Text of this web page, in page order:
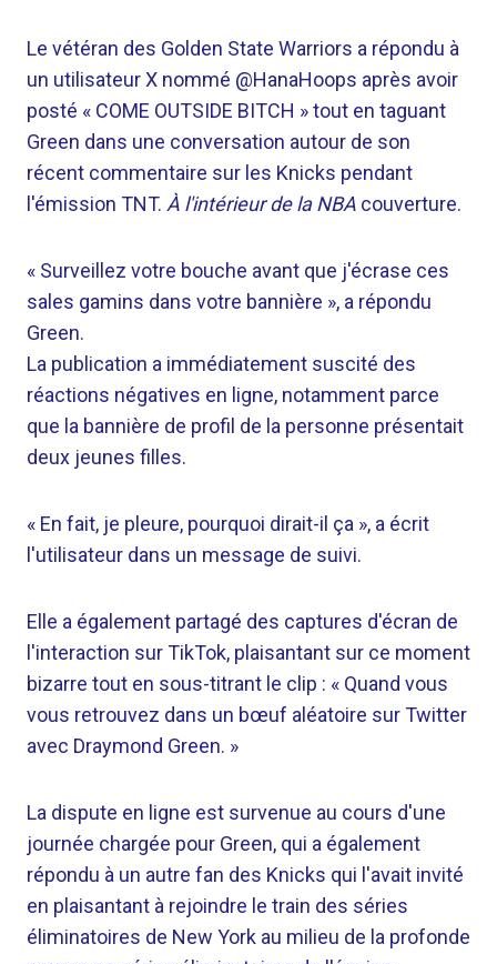
Le vétéran des Golden State Warriors a répondu à
un utilisateur X nommé @HanaHoops après avoir
posté « COME OUTSIDE BITCH » tout en taguant
Green dans une conversation autour de son
récent commentaire sur les Knicks pendant
l'émission TNT. À l'intérieur de la NBA couverture.
« Surveillez votre bouche avant que j'écrase ces
sales gamins dans votre bannière », a répondu
Green.
La publication a immédiatement suscité des
réactions négatives en ligne, notamment parce
que la bannière de profil de la personne présentait
deux jeunes filles.
« En fait, je pleure, pourquoi dirait-il ça », a écrit
l'utilisateur dans un message de suivi.
Elle a également partagé des captures d'écran de
l'interaction sur TikTok, plaisantant sur ce moment
bizarre tout en sous-titrant le clip : « Quand vous
vous retrouvez dans un bœuf aléatoire sur Twitter
avec Draymond Green. »
La dispute en ligne est survenue au cours d'une
journée chargée pour Green, qui a également
répondu à un autre fan des Knicks qui l'avait invité
en plaisantant à rejoindre le train des séries
éliminatoires de New York au milieu de la profonde